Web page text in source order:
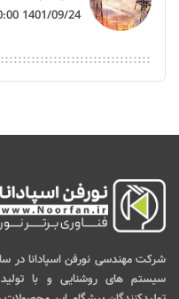
1401/09/24 10:00